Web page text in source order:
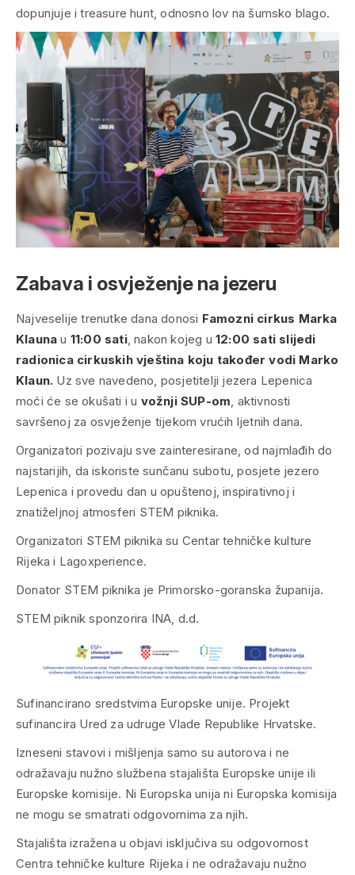
dopunjuje i treasure hunt, odnosno lov na šumsko blago.
Zabava i osvježenje na jezeru
Najveselije trenutke dana donosi Famozni cirkus Marka
Klauna u 11:00 sati, nakon kojeg u12:00 sati slijedi
radionica cirkuskih vještina koju također vodi Marko
Klaun. Uz sve navedeno, posjetitelji jezera Lepenica
moći će se okušati i u vožnji SUP-om , aktivnosti
savršenoj za osvježenje tijekom vrućih ljetnih dana.
Organizatori pozivaju sve zainteresirane, od najmlađih do
najstarijih, da iskoriste sunčanu subotu, posjete jezero
Lepenica i provedu dan u opuštenoj, inspirativnoj i
znatiželjnoj atmosferi STEM piknika.
Organizatori STEM piknika su Centar tehničke kulture
Rijeka i Lagoxperience.
Donator STEM piknika je Primorsko-goranska županija.
STEM piknik sponzorira INA, d.d.
Sufinancirano sredstvima Europske unije. Projekt
sufinancira Ured za udruge Vlade Republike Hrvatske.
Izneseni stavovi i mišljenja samo su autorova i ne
odražavaju nužno službena stajališta Europske unije ili
Europske komisije. Ni Europska unija ni Europska komisija
ne mogu se smatrati odgovornima za njih.
Stajališta izražena u objavi isključiva su odgovornost
Centra tehničke kulture Rijeka i ne odražavaju nužno